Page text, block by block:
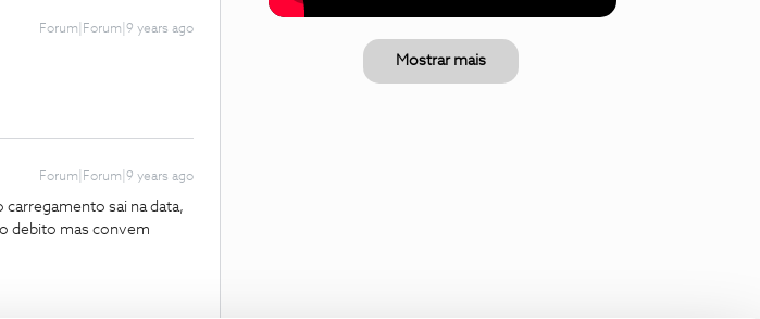
Forum|Forum|9 years ago
Forum|Forum|9 years ago
sai na data,
debito mas convem
Mostrar mais